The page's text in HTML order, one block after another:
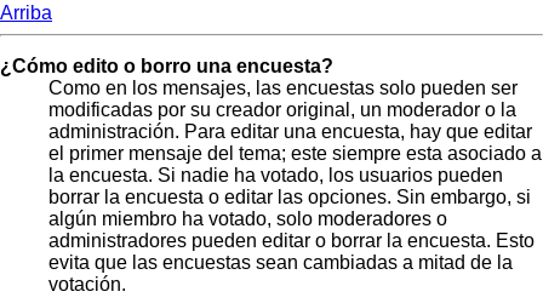
Arriba
¿Cómo edito o borro una encuesta?
Como en los mensajes, las encuestas solo pueden ser
modificadas por su creador original, un moderador o la
administración. Para editar una encuesta, hay que editar
el primer mensaje del tema; este siempre esta asociado a
la encuesta. Si nadie ha votado, los usuarios pueden
borrar la encuesta o editar las opciones. Sin embargo, si
algún miembro ha votado, solo moderadores o
administradores pueden editar o borrar la encuesta. Esto
evita que las encuestas sean cambiadas a mitad de la
votación.